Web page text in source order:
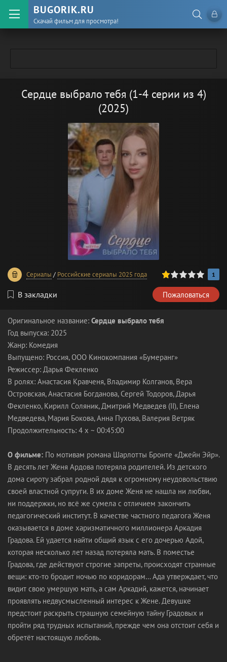
BUGORIK.RU
Скачай фильм для просмотра!
Сердце выбрало тебя (1-4 серии из 4)
(2025)
Сериалы / Российские сериалы 2025 года
20 1 2 3 4 5 1
В закладки Пожаловаться
Оригинальное название: Сердце выбрало тебя
Год выпуска: 2025
Жанр: Комедия
Выпущено: Россия, ООО Кинокомпания «Бумеранг»
Режиссер: Дарья Фекленко
В ролях: Анастасия Кравченя, Владимир Колганов, Вера
Островская, Анастасия Богданова, Сергей Тодоров, Дарья
Фекленко, Кирилл Соляник, Дмитрий Медведев (II), Елена
Медведева, Мария Бокова, Анна Пухова, Валерия Ветряк
Продолжительность: 4 х ~ 00:45:00
О фильме: По мотивам романа Шарлотты Бронте «Джейн Эйр».
В десять лет Женя Ардова потеряла родителей. Из детского
дома сироту забрал родной дядя к огромному неудовольствию
своей властной супруги. В их доме Женя не нашла ни любви,
ни поддержки, но всё же сумела с отличием закончить
педагогический институт. В качестве частного педагога Женя
оказывается в доме харизматичного миллионера Аркадия
Градова. Ей удается найти общий язык с его дочерью Адой,
которая несколько лет назад потеряла мать. В поместье
Градова, где действуют строгие запреты, происходят странные
вещи: кто-то бродит ночью по коридорам… Ада утверждает, что
видит свою умершую мать, а сам Аркадий, кажется, начинает
проявлять недвусмысленный интерес к Жене. Девушке
предстоит раскрыть страшную семейную тайну Градовых и
пройти ряд трудных испытаний, прежде чем она отстоит себя и
обретёт настоящую любовь.